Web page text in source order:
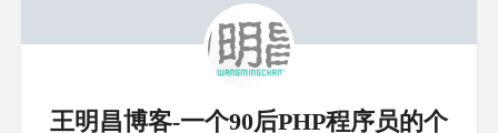
王明昌博客-一个90后PHP程序员的个